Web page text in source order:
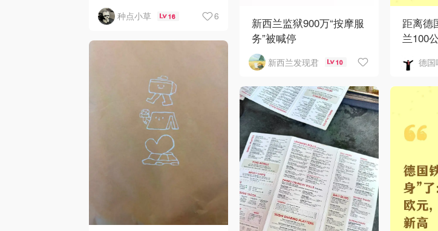
种点小草 16 6
新西兰监狱900万“按摩服
务”被喊停
新西兰发现君 10
距离德
兰100
德国